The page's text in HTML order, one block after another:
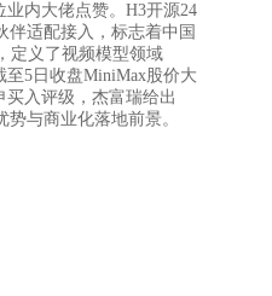
业内大佬点赞。H3开源24
伴适配接入，标志着中国
定义了视频模型领域
至5日收盘MiniMax股价大
买入评级，杰富瑞给出
与商业化落地前景。